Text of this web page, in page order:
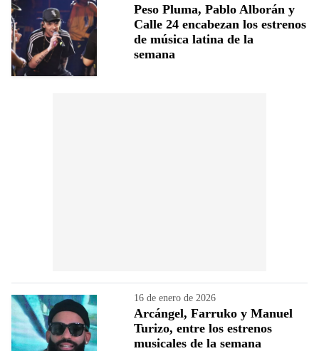
Peso Pluma, Pablo Alborán y
Calle 24 encabezan los estrenos
de música latina de la
semana
16 de enero de 2026
Arcángel, Farruko y Manuel
Turizo, entre los estrenos
musicales de la semana